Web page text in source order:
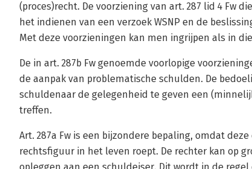
(proces)recht. De voorziening van art. 287 lid 4 Fw
het indienen van een verzoek WSNP en de
Met deze voorzieningen kan men ingrijpen als in
De in art. 287b Fw genoemde voorlopige
de aanpak van problematische schulden. De
schuldenaar de gelegenheid te geven een
treffen.
Art. 287a Fw is een bijzondere bepaling, omdat
rechtsfiguur in het leven roept. De rechter kan op